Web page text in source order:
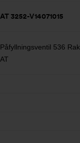
AT 3252-V14071015
Påfyllningsventil 536 Rak
AT